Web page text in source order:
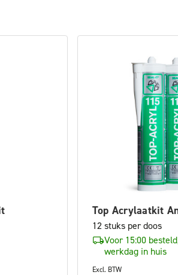
Top Acrylaatkit
12 stuks per doos
Voor 15:00
werkdag in huis
Excl. BTW